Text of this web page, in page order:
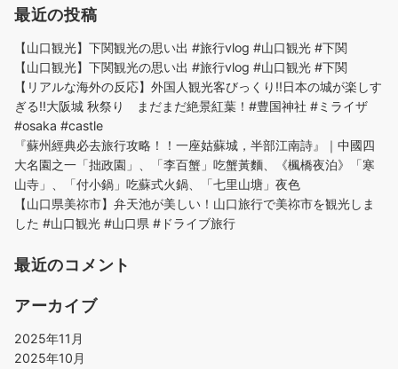
最近の投稿
【山口観光】下関観光の思い出 #旅行vlog #山口観光 #下関
【山口観光】下関観光の思い出 #旅行vlog #山口観光 #下関
【リアルな海外の反応】外国人観光客びっくり!!日本の城が楽しす
ぎる!!大阪城 秋祭り まだまだ絶景紅葉！#豊国神社 #ミライザ
#osaka #castle
『蘇州經典必去旅行攻略！！一座姑蘇城，半部江南詩』｜中國四
大名園之一「拙政園」、「李百蟹」吃蟹黃麵、《楓橋夜泊》「寒
山寺」、「付小鍋」吃蘇式火鍋、「七里山塘」夜色
【山口県美祢市】弁天池が美しい！山口旅行で美祢市を観光しま
した #山口観光 #山口県 #ドライブ旅行
最近のコメント
アーカイブ
2025年11月
2025年10月